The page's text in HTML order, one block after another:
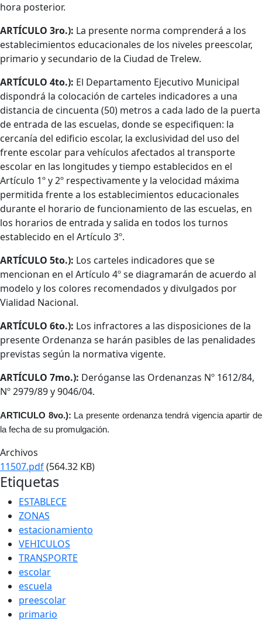
hora posterior.
ARTÍCULO 3ro.): La presente norma comprenderá a los
establecimientos educacionales de los niveles preescolar,
primario y secundario de la Ciudad de Trelew.
ARTÍCULO 4to.): El Departamento Ejecutivo Municipal
dispondrá la colocación de carteles indicadores a una
distancia de cincuenta (50) metros a cada lado de la puerta
de entrada de las escuelas, donde se especifiquen: la
cercanía del edificio escolar, la exclusividad del uso del
frente escolar para vehículos afectados al transporte
escolar en las longitudes y tiempo establecidos en el
Artículo 1º y 2º respectivamente y la velocidad máxima
permitida frente a los establecimientos educacionales
durante el horario de funcionamiento de las escuelas, en
los horarios de entrada y salida en todos los turnos
establecido en el Artículo 3º.
ARTÍCULO 5to.): Los carteles indicadores que se
mencionan en el Artículo 4º se diagramarán de acuerdo al
modelo y los colores recomendados y divulgados por
Vialidad Nacional.
ARTÍCULO 6to.): Los infractores a las disposiciones de la
presente Ordenanza se harán pasibles de las penalidades
previstas según la normativa vigente.
ARTÍCULO 7mo.): Deróganse las Ordenanzas Nº 1612/84,
Nº 2979/89 y 9046/04.
ARTICULO 8vo.): La presente ordenanza tendrá vigencia apartir de
la fecha de su promulgación.
Archivos
11507.pdf(564.32 KB)
Etiquetas
ESTABLECE
ZONAS
estacionamiento
VEHICULOS
TRANSPORTE
escolar
escuela
preescolar
primario